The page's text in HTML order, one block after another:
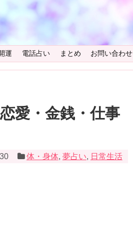
運 電話占い まとめ お問い合わせ
愛・金銭・仕事
体・身体, 夢占い, 日常生活